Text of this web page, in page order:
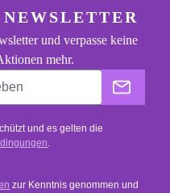
und verpasse keine
mehr.
Der
und es gelten die
.
zur Kenntnis genommen und